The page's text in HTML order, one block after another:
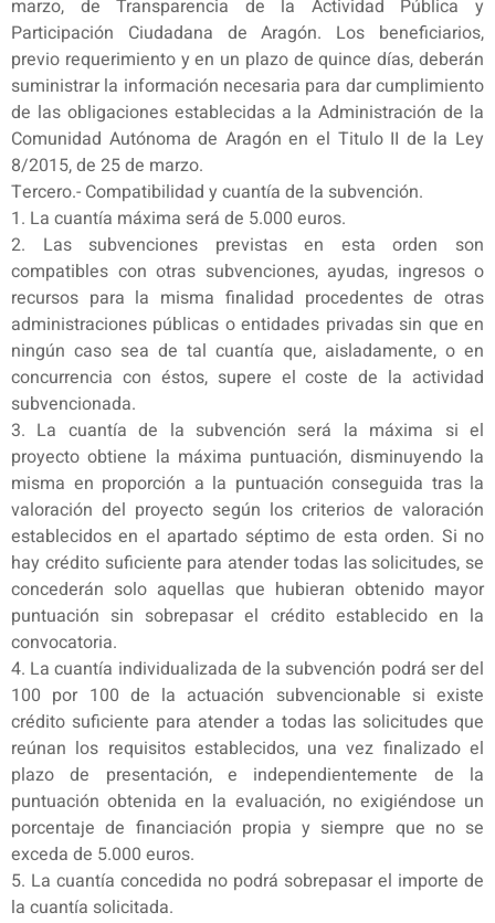
marzo, de Transparencia de la Actividad Pública y
Participación Ciudadana de Aragón. Los beneficiarios,
previo requerimiento y en un plazo de quince días, deberán
suministrar la información necesaria para dar cumplimiento
de las obligaciones establecidas a la Administración de la
Comunidad Autónoma de Aragón en el Titulo II de la Ley
8/2015, de 25 de marzo.
Tercero.- Compatibilidad y cuantía de la subvención.
1. La cuantía máxima será de 5.000 euros.
2. Las subvenciones previstas en esta orden son
compatibles con otras subvenciones, ayudas, ingresos o
recursos para la misma finalidad procedentes de otras
administraciones públicas o entidades privadas sin que en
ningún caso sea de tal cuantía que, aisladamente, o en
concurrencia con éstos, supere el coste de la actividad
subvencionada.
3. La cuantía de la subvención será la máxima si el
proyecto obtiene la máxima puntuación, disminuyendo la
misma en proporción a la puntuación conseguida tras la
valoración del proyecto según los criterios de valoración
establecidos en el apartado séptimo de esta orden. Si no
hay crédito suficiente para atender todas las solicitudes, se
concederán solo aquellas que hubieran obtenido mayor
puntuación sin sobrepasar el crédito establecido en la
convocatoria.
4. La cuantía individualizada de la subvención podrá ser del
100 por 100 de la actuación subvencionable si existe
crédito suficiente para atender a todas las solicitudes que
reúnan los requisitos establecidos, una vez finalizado el
plazo de presentación, e independientemente de la
puntuación obtenida en la evaluación, no exigiéndose un
porcentaje de financiación propia y siempre que no se
exceda de 5.000 euros.
5. La cuantía concedida no podrá sobrepasar el importe de
la cuantía solicitada.